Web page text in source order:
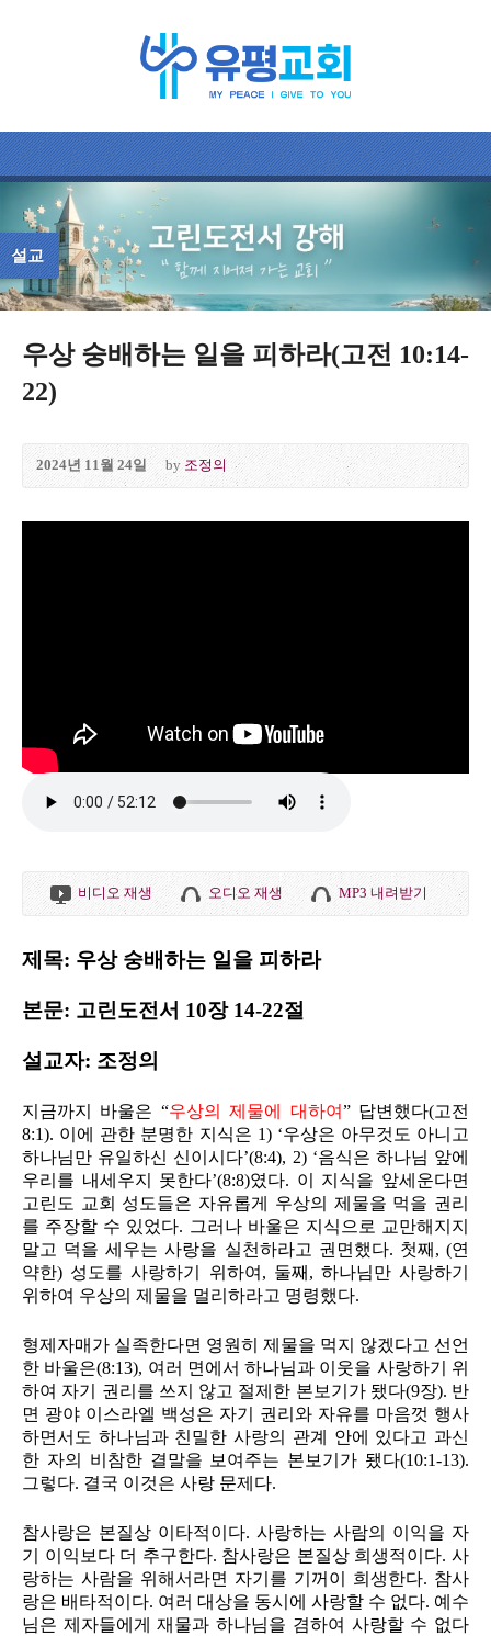
설교
우상 숭배하는 일을 피하라(고전 10:14-
22)
2024년 11월 24일 by 조정의
비디오 재생 오디오 재생 MP3 내려받기
제목: 우상 숭배하는 일을 피하라
본문: 고린도전서 10장 14-22절
설교자: 조정의
지금까지 바울은 “우상의 제물에 대하여” 답변했다(고전
8:1). 이에 관한 분명한 지식은 1) ‘우상은 아무것도 아니고
하나님만 유일하신 신이시다’(8:4), 2) ‘음식은 하나님 앞에
우리를 내세우지 못한다’(8:8)였다. 이 지식을 앞세운다면
고린도 교회 성도들은 자유롭게 우상의 제물을 먹을 권리
를 주장할 수 있었다. 그러나 바울은 지식으로 교만해지지
말고 덕을 세우는 사랑을 실천하라고 권면했다. 첫째, (연
약한) 성도를 사랑하기 위하여, 둘째, 하나님만 사랑하기
위하여 우상의 제물을 멀리하라고 명령했다.
형제자매가 실족한다면 영원히 제물을 먹지 않겠다고 선언
한 바울은(8:13), 여러 면에서 하나님과 이웃을 사랑하기 위
하여 자기 권리를 쓰지 않고 절제한 본보기가 됐다(9장). 반
면 광야 이스라엘 백성은 자기 권리와 자유를 마음껏 행사
하면서도 하나님과 친밀한 사랑의 관계 안에 있다고 과신
한 자의 비참한 결말을 보여주는 본보기가 됐다(10:1-13).
그렇다. 결국 이것은 사랑 문제다.
참사랑은 본질상 이타적이다. 사랑하는 사람의 이익을 자
기 이익보다 더 추구한다. 참사랑은 본질상 희생적이다. 사
랑하는 사람을 위해서라면 자기를 기꺼이 희생한다. 참사
랑은 배타적이다. 여러 대상을 동시에 사랑할 수 없다. 예수
님은 제자들에게 재물과 하나님을 겸하여 사랑할 수 없다